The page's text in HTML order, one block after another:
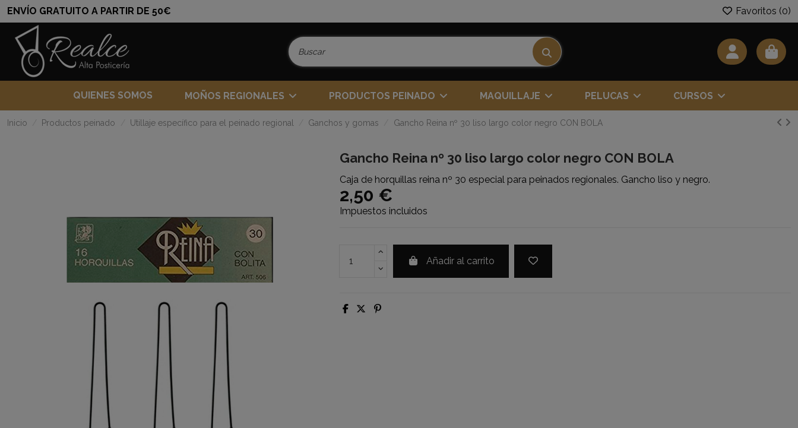
ENVÍO GRATUITO A PARTIR DE 50€ Favoritos (0)
QUIENES SOMOS MOÑOS REGIONALES PRODUCTOS PEINADO MAQUILLAJE PELUCAS CURSOS
Inicio Productos peinado Utillaje específico para el peinado regional Ganchos y gomas Gancho Reina nº 30 liso largo color negro CON BOLA
Gancho Reina nº 30 liso largo color negro CON BOLA
Caja de horquillas reina nº 30 especial para peinados regionales. Gancho liso y negro.
2,50 €
Impuestos incluidos
Añadir al carrito